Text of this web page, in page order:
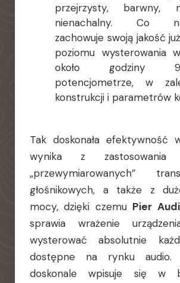
przejrzysty, barwny,
nienachalny. Co
zachowuje swoją jakość
poziomu wysterowania
około godziny
potencjometrze, w
konstrukcji i parametrów
Tak doskonała efektywność
wynika z zastosowania
„przewymiarowanych”
głośnikowych, a także z
mocy, dzięki czemu Pier
sprawia wrażenie
wysterować absolutnie
dostępne na rynku audio.
doskonale wpisuje się w